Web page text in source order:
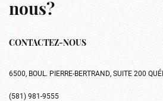
nous?
CONTACTEZ-NOUS
6500, BOUL. PIERRE-BERTRAND, SUITE 200
(581) 981-9555